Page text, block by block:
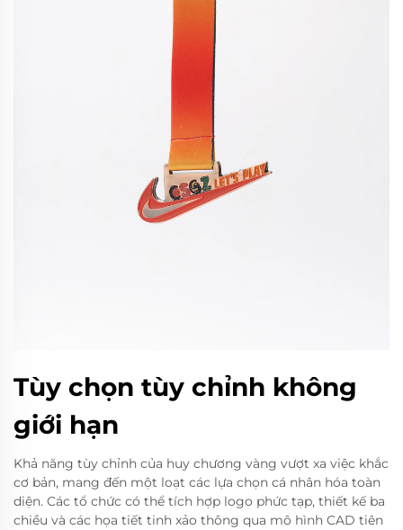
Tùy chọn tùy chỉnh không
giới hạn
Khả năng tùy chỉnh của huy chương vàng vượt xa việc khắc
cơ bản, mang đến một loạt các lựa chọn cá nhân hóa toàn
diện. Các tổ chức có thể tích hợp logo phức tạp, thiết kế ba
chiều và các họa tiết tinh xảo thông qua mô hình CAD tiên